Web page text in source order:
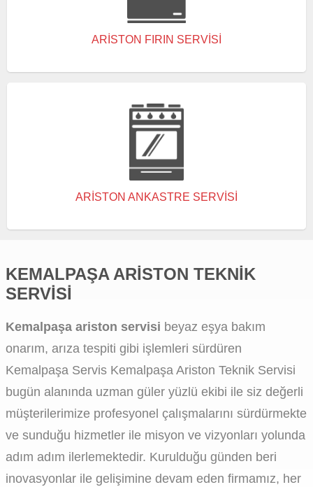
ARISTON FIRIN SERVISI
ARISTON ANKASTRE SERVISI
KEMALPAŞA ARISTON TEKNIK
SERVISI
Kemalpaşa ariston servisi beyaz eşya bakım
onarım, arıza tespiti gibi işlemleri sürdüren
Kemalpaşa Servis Kemalpaşa Ariston Teknik Servisi
bugün alanında uzman güler yüzlü ekibi ile siz değerli
müşterilerimize profesyonel çalışmalarını sürdürmekte
ve sunduğu hizmetler ile misyon ve vizyonları yolunda
adım adım ilerlemektedir. Kurulduğu günden beri
inovasyonlar ile gelişimine devam eden firmamız, her